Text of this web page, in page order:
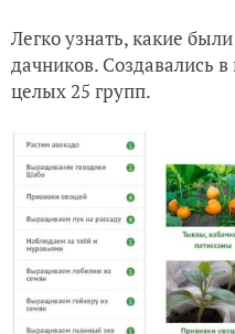
Легко узнать, какие
дачников. Создавались
целых 25 групп.